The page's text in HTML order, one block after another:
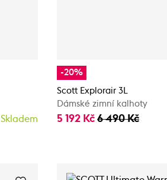
Skladem
-20%
Scott Explorair 3L
Dámské zimní kalhoty
5 192 Kč 6 490 Kč